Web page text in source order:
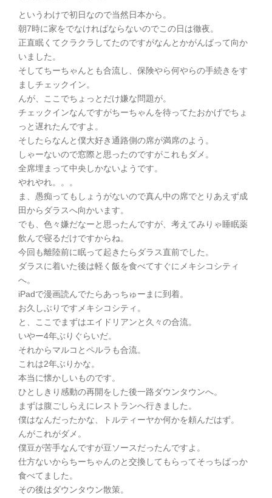
というわけで初日なので当然日本から。
朝7時に家をでなければならないのでこの日は徹夜。
正直眠くてクラクラしてたのですがなんとかがんばって向か
いました。
そしてちーちゃんとも合流し、保険やら何やらの手続きをす
ましチェックイン。
んが、ここでちょっとだけ嫌な問題が。
チェックインなんですがちーちゃんを待ってたおかげでちょ
っと遅れたんですよ。
そしたらなんと僕大好き通路側の席が満席のよう。
しゃーないので窓際と思ったのですがこれもダメ。
全席埋まって中央しかないようです。
やれやれ。。。
ま、愚痴ってもしょうがないので真ん中の席でとりあえず成
田からダラスへ向かいます。
でも、色々嫌だなーと思ったんですが、考えてみりゃ睡眠薬
飲んで寝るだけですからね。
今回も離陸前に眠って起きたらダラス直前でした。
ダラスに着いた後は軽く飯を食べてすぐにメキシコシティ
へ。
iPadで漫画読んでたらあっちゅーまに到着。
お久しぶりですメキシコシティ。
と、ここでまずはエイドリアンと久々の合流。
いやー4年ぶりぐらいだ。
それからマルコとペルラも合流。
これは2年ぶりかな。
本当に懐かしいものです。
ひとしきり感動の再開をした後一路ダウンタウンへ。
まずは腹ごしらえにレストランへ行きました。
僕はなんだったかな、トルティーヤか何かを頼んだはず。
んがこれがダメ。
僕豆が苦手なんですが豆ソースだったんですよ。
仕方ないからちーちゃんのと交換してもらってそっちばっか
食べてました。
その後はダウンタウン散策。